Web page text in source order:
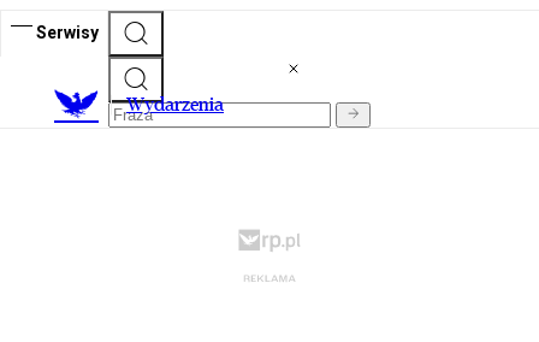
Serwisy
Wydarzenia